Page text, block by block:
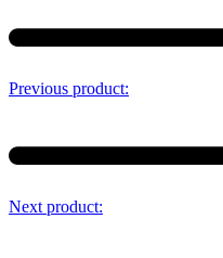
Previous product:
Next product: